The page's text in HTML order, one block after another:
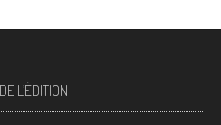
L’ÉDITION